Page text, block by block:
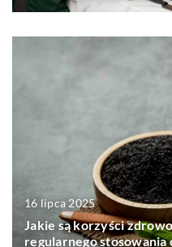
16 lipca 2025
Jakie są korzyści
regularnego stosowania